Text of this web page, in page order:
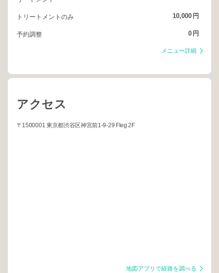
トリートメントのみ 10,000 円
予約調整 0 円
メニュー詳細
アクセス
〒1500001 東京都渋谷区神宮前1-9-29 Fleg 2F
地図アプリで経路を調べる